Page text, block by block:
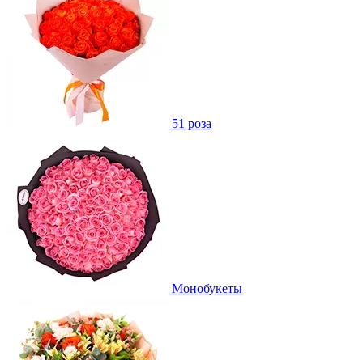
51 роза
Монобукеты